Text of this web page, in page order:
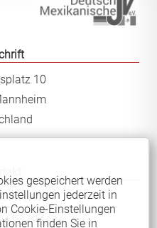
10
1782382
gespeichert werden
jederzeit in
Cookie-Einstellungen
finden Sie in